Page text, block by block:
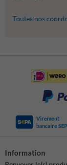
Toutes nos
Virement
bancaire
Information